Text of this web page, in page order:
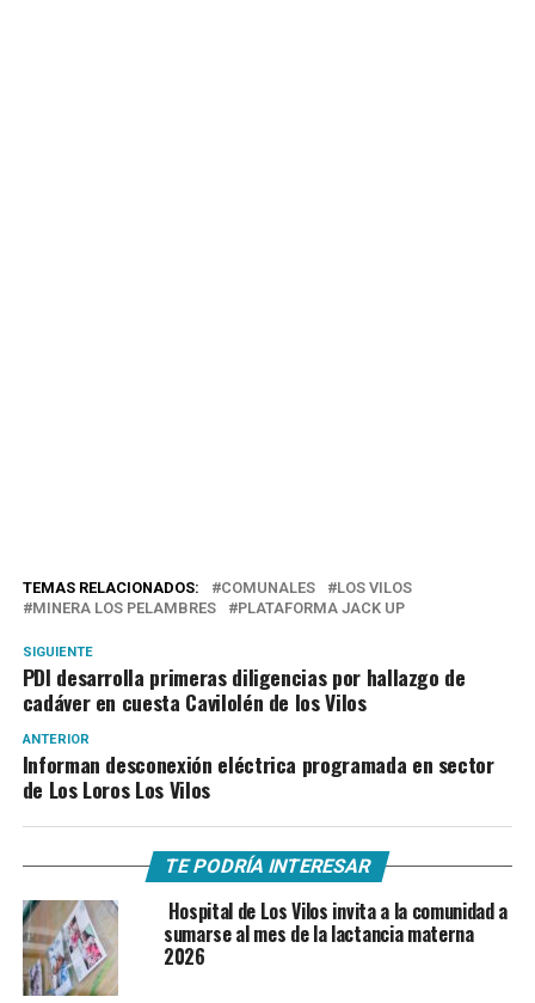
TEMAS RELACIONADOS: COMUNALES
LOS VILOS
MINERA LOS PELAMBRES
PLATAFORMA JACK UP
SIGUIENTE
PDI desarrolla primeras diligencias por hallazgo de
cadáver en cuesta Cavilolén de los Vilos
ANTERIOR
Informan desconexión eléctrica programada en sector
de Los Loros Los Vilos
TE PODRÍA INTERESAR
Hospital de Los Vilos invita a la comunidad a
sumarse al mes de la lactancia materna
2026